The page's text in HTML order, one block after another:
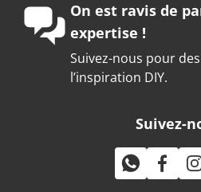
On est ravis de
expertise !
Suivez-nous pour
l’inspiration DIY.
Suivez-